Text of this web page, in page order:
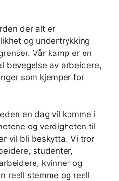
der alt er
og undertrykking
Vår kamp er en
bevegelse av arbeidere,
som kjemper for
en dag vil komme i
og verdigheten til
vil bli beskytta. Vi tror
studenter,
kvinner og
reell stemme og reell